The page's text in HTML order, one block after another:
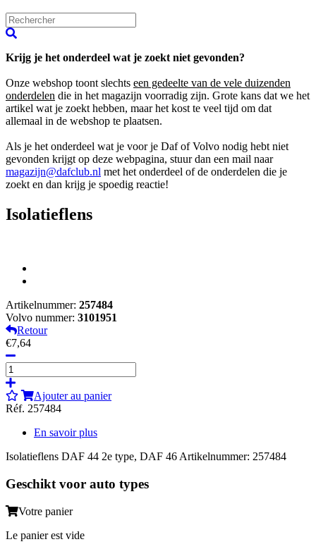
Krijg je het onderdeel wat je zoekt niet gevonden?
Onze webshop toont slechts een gedeelte van de vele duizenden
onderdelen die in het magazijn voorradig zijn. Grote kans dat we het
artikel wat je zoekt hebben, maar het kost te veel tijd om dat
allemaal in de webshop te plaatsen.
Als je het onderdeel wat je voor je Daf of Volvo nodig hebt niet
gevonden krijgt op deze webpagina, stuur dan een mail naar
magazijn@dafclub.nl met het onderdeel of de onderdelen die je
zoekt en dan krijg je spoedig reactie!
Isolatieflens
Artikelnummer: 257484
Volvo nummer: 3101951
Retour
€7,64
Ajouter au panier
Réf. 257484
En savoir plus
Isolatieflens DAF 44 2e type, DAF 46 Artikelnummer: 257484
Geschikt voor auto types
Votre panier
Le panier est vide